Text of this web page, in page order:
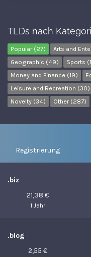
TLDs nach
Popular (27) Arts and
Geographic (49)
Sports
Money and Finance (19)
Leisure and Recreation (30)
Novelty (34)
Other (287)
Registrierung
.biz
21,38 €
1 Jahr
.blog
2,55 €